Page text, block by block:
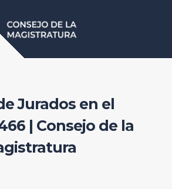
Jurados en el
| Consejo de la